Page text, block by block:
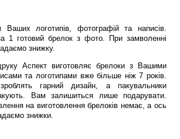
логотипів, фотографій та написів.
1 готовий брелок з фото. При замволенні
знижку.
Аспект виготовляє брелоки з Вашими
та логотипами вже більше ніж 7 років.
гарний дизайн, а пакувальники
Вам залишиться лише подарувати.
на виготовлення брелоків немає, а ось
знижки.